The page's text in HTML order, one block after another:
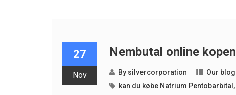
27
Nov
Nembutal online kopen
By silvercorporation
Our blog
kan du købe Natrium Pentobarbital ,